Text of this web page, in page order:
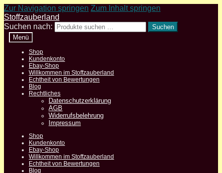
Zur Navigation springen Zum Inhalt springen
Stoffzauberland
Suchen nach:
Suchen
Menü
Shop
Kundenkonto
Ebay-Shop
Willkommen im Stoffzauberland
Echtheit von Bewertungen
Blog
Rechtliches
Datenschutzerklärung
AGB
Widerrufsbelehrung
Impressum
Shop
Kundenkonto
Ebay-Shop
Willkommen im Stoffzauberland
Echtheit von Bewertungen
Blog